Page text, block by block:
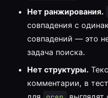
Нет ранжирования.
совпадения с
совпадений — это
задача поиска.
Нет структуры.
комментарии, в